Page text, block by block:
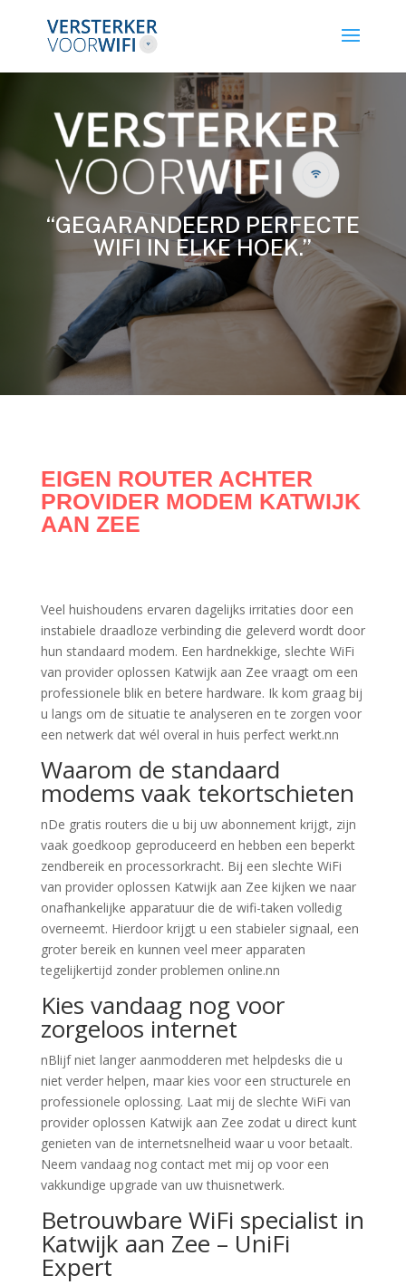
“GEGARANDEERD PERFECTE
WIFI IN ELKE HOEK.”
EIGEN ROUTER ACHTER
PROVIDER MODEM KATWIJK
AAN ZEE
Veel huishoudens ervaren dagelijks irritaties door een
instabiele draadloze verbinding die geleverd wordt door
hun standaard modem. Een hardnekkige, slechte WiFi
van provider oplossen Katwijk aan Zee vraagt om een
professionele blik en betere hardware. Ik kom graag bij
u langs om de situatie te analyseren en te zorgen voor
een netwerk dat wél overal in huis perfect werkt.nn
Waarom de standaard
modems vaak tekortschieten
nDe gratis routers die u bij uw abonnement krijgt, zijn
vaak goedkoop geproduceerd en hebben een beperkt
zendbereik en processorkracht. Bij een slechte WiFi
van provider oplossen Katwijk aan Zee kijken we naar
onafhankelijke apparatuur die de wifi-taken volledig
overneemt. Hierdoor krijgt u een stabieler signaal, een
groter bereik en kunnen veel meer apparaten
tegelijkertijd zonder problemen online.nn
Kies vandaag nog voor
zorgeloos internet
nBlijf niet langer aanmodderen met helpdesks die u
niet verder helpen, maar kies voor een structurele en
professionele oplossing. Laat mij de slechte WiFi van
provider oplossen Katwijk aan Zee zodat u direct kunt
genieten van de internetsnelheid waar u voor betaalt.
Neem vandaag nog contact met mij op voor een
vakkundige upgrade van uw thuisnetwerk.
Betrouwbare WiFi specialist in
Katwijk aan Zee – UniFi
Expert